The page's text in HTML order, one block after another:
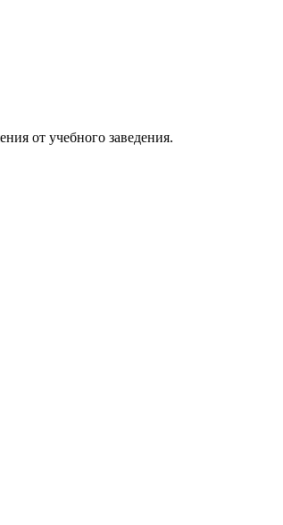
от учебного заведения.